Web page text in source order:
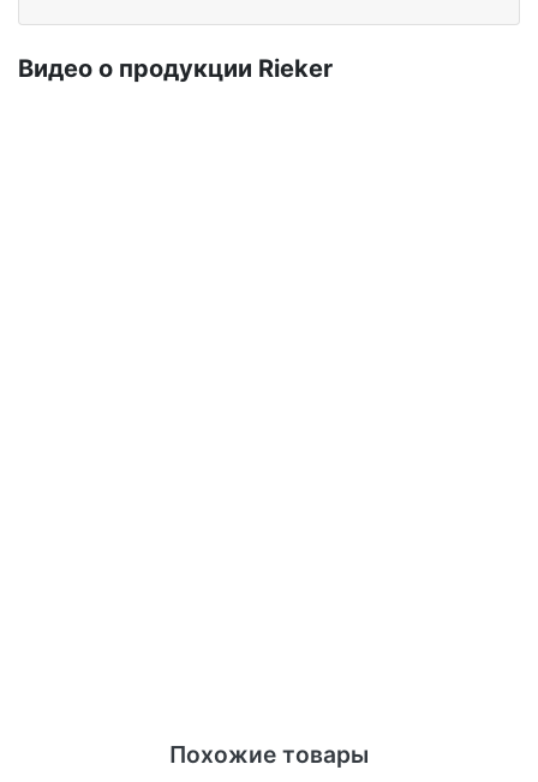
Ви­део о про­дук­ции Ri­eker
Похожие товары